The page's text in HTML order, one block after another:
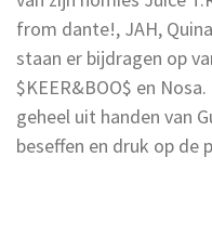
from dante!, JAH,
staan er bijdragen op
$KEER&BOO$ en
geheel uit handen van
beseffen en druk op de